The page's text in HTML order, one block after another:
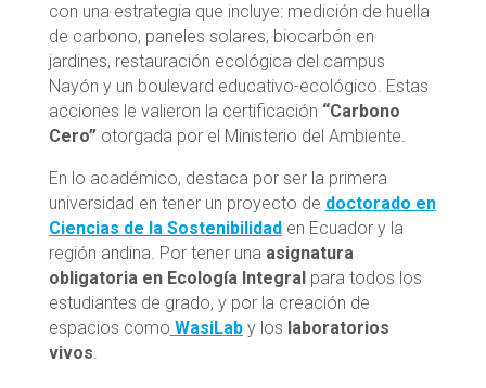
con una estrategia que incluye: medición de huella
de carbono, paneles solares, biocarbón en
jardines, restauración ecológica del campus
Nayón y un boulevard educativo-ecológico. Estas
acciones le valieron la certificación “Carbono
Cero”otorgada por el Ministerio del Ambiente.
En lo académico, destaca por ser la primera
universidad en tener un proyecto de doctorado en
Ciencias de la Sostenibilidad en Ecuador y la
región andina. Por tener una asignatura
obligatoria en Ecología Integral para todos los
estudiantes de grado, y por la creación de
espacios como WasiLaby los laboratorios
vivos.